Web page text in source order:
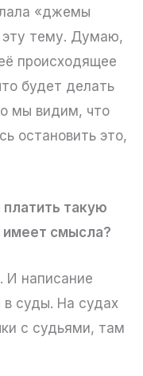
«джемы
эту тему. Думаю,
происходящее
будет делать
мы видим, что
остановить это,
платить такую
смысла?
И написание
суды. На судах
с судьями, там